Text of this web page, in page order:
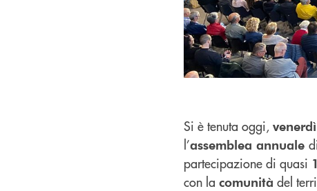
Si è tenuta oggi,
l’assemblea annuale
partecipazione di quasi
con la comunità del